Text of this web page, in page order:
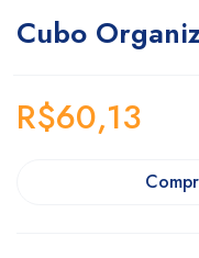
Cubo
R$60,13